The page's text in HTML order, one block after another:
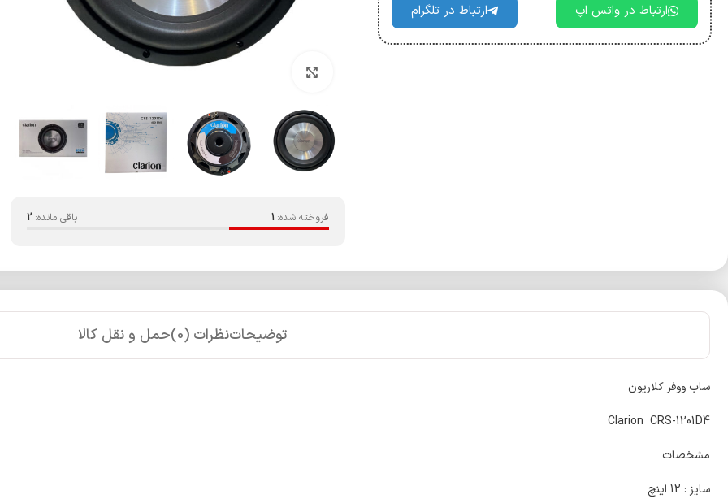
ارتباط در واتس اپ ارتباط در تلگرام
فروخته شده: 1 باقی مانده: 2
توضیحاتنظرات (0) حمل و نقل کالا
ساب ووفر کلاریون
Clarion CRS-1201D4
مشخصات
سایز : 12 اینچ